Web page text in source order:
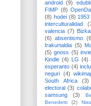
android (9)
FIMP (8)
(8) hodei (8) 1953
interculturalidad
valencia (7)
(6)
absentismo
Irakurtaldia (5)
(5) gnoss (5)
Kindle (4) LG (4)
esperanto (4)
neguri (4)
South Africa
(3)
electoral (3)
samsung
(3)
Benedetti
(2)